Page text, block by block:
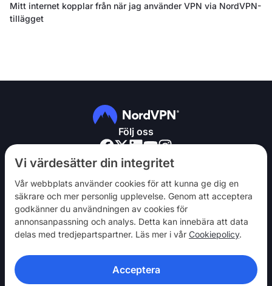
Vi värdesätter din integritet
Vår webbplats använder cookies för att kunna ge dig en
säkrare och mer personlig upplevelse. Genom att acceptera
godkänner du användningen av cookies för
annonsanpassning och analys. Detta kan innebära att data
delas med tredjepartspartner. Läs mer i vår Cookiepolicy.
Acceptera
Mitt internet kopplar från när jag använder VPN via NordVPN-
tillägget
Följ oss
NordVPN
Engagera dig
Hjälp
Upptäck